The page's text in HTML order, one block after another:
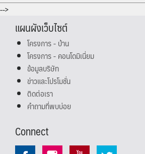
-->
แผนผังเว็บไซต์
โครงการ - บ้าน
โครงการ - คอนโดมิเนี่ยม
ข้อมูลบริษัท
ข่าวและโปรโมชั่น
ติดต่อเรา
คำถามที่พบบ่อย
Connect